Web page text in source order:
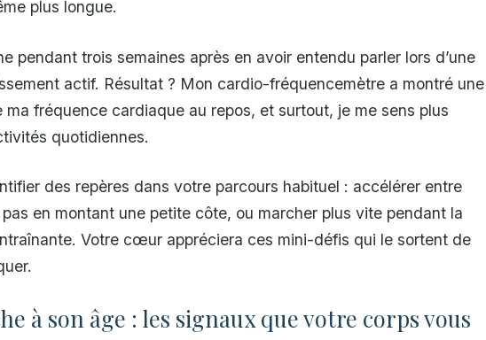
plus longue.
pendant trois semaines après en avoir entendu parler lors d’une
actif. Résultat ? Mon cardio-fréquencemètre a montré une
ma fréquence cardiaque au repos, et surtout, je me sens plus
quotidiennes.
des repères dans votre parcours habituel : accélérer entre
en montant une petite côte, ou marcher plus vite pendant la
Votre cœur appréciera ces mini-défis qui le sortent de
à son âge : les signaux que votre corps vous